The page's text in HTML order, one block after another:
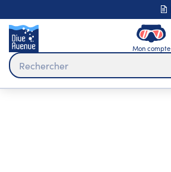
Mon compte